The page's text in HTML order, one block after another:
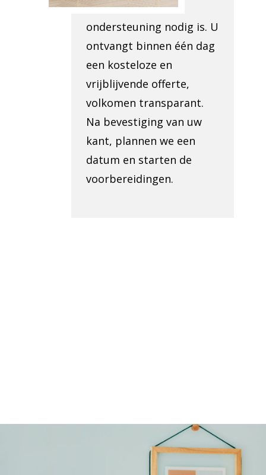
administratieve
ondersteuning nodig is. U
ontvangt binnen één dag
een kosteloze en
vrijblijvende offerte,
volkomen transparant.
Na bevestiging van uw
kant, plannen we een
datum en starten de
voorbereidingen.